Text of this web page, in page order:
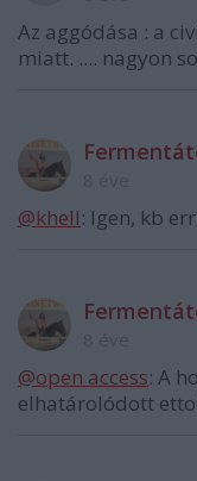
Az aggódása : a
miatt. .... nagyon
@khell: Igen, kb
@open access: A
elhatárolódott